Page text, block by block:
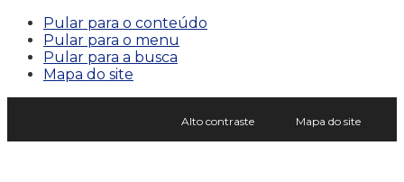
Pular para o conteúdo
Pular para o menu
Pular para a busca
Mapa do site
Alto contraste Mapa do site